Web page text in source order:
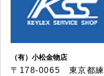
（有）小松金物店
〒178-0065 東京都